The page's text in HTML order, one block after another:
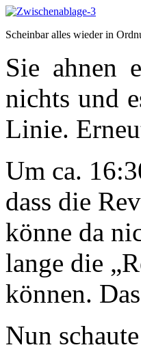
Scheinbar alles wieder in
Sie ahnen
nichts und
Linie.
Um ca.
dass die
könne da
lange die
können.
Nun